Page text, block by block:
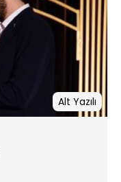
Alt Yazılı